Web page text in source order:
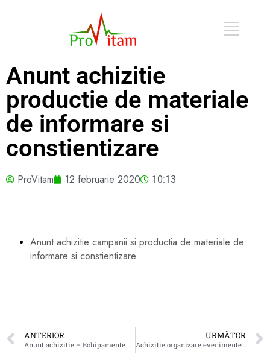
Anunt achizitie
productie de materiale
de informare si
constientizare
ProVitam 12 februarie 2020 10:13
Anunt achizitie campanii si productia de materiale de
informare si constientizare
ANTERIOR
Anunt achizitie – Echipamente TIC Centru de formare Pro Vitam
URMĂTOR
Achizitie organizare evenimente si campanii